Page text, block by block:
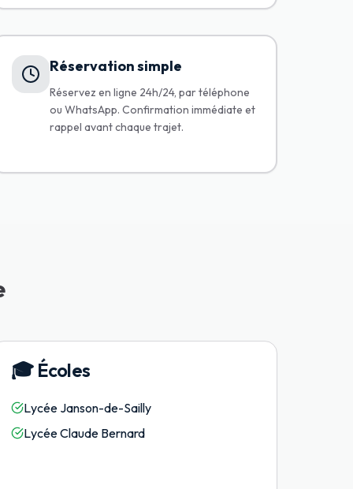
Réservation simple
Réservez en ligne 24h/24, par téléphone
ou WhatsApp. Confirmation immédiate et
rappel avant chaque trajet.
🎓 Écoles
Lycée Janson-de-Sailly
Lycée Claude Bernard